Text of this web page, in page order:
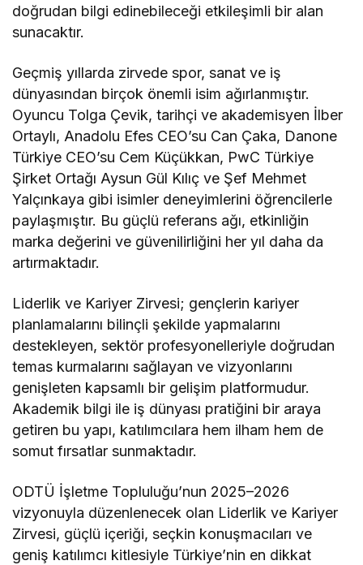
doğrudan bilgi edinebileceği etkileşimli bir alan
sunacaktır.
Geçmiş yıllarda zirvede spor, sanat ve iş
dünyasından birçok önemli isim ağırlanmıştır.
Oyuncu Tolga Çevik, tarihçi ve akademisyen İlber
Ortaylı, Anadolu Efes CEO’su Can Çaka, Danone
Türkiye CEO’su Cem Küçükkan, PwC Türkiye
Şirket Ortağı Aysun Gül Kılıç ve Şef Mehmet
Yalçınkaya gibi isimler deneyimlerini öğrencilerle
paylaşmıştır. Bu güçlü referans ağı, etkinliğin
marka değerini ve güvenilirliğini her yıl daha da
artırmaktadır.
Liderlik ve Kariyer Zirvesi; gençlerin kariyer
planlamalarını bilinçli şekilde yapmalarını
destekleyen, sektör profesyonelleriyle doğrudan
temas kurmalarını sağlayan ve vizyonlarını
genişleten kapsamlı bir gelişim platformudur.
Akademik bilgi ile iş dünyası pratiğini bir araya
getiren bu yapı, katılımcılara hem ilham hem de
somut fırsatlar sunmaktadır.
ODTÜ İşletme Topluluğu’nun 2025–2026
vizyonuyla düzenlenecek olan Liderlik ve Kariyer
Zirvesi, güçlü içeriği, seçkin konuşmacıları ve
geniş katılımcı kitlesiyle Türkiye’nin en dikkat